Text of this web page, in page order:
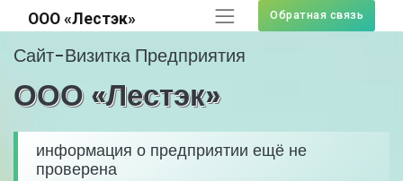
ООО «Лестэк» Обратная связь
Сайт-Визитка Предприятия
ООО «Лестэк»
информация о предприятии ещё не
проверена